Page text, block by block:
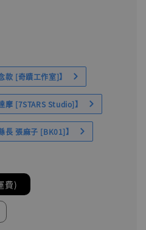
款 [奇蹟工作室]】
摩 [7STARS Studio]】
長 張麻子 [BK01]】
費)